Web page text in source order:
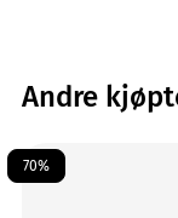
Andre
70%